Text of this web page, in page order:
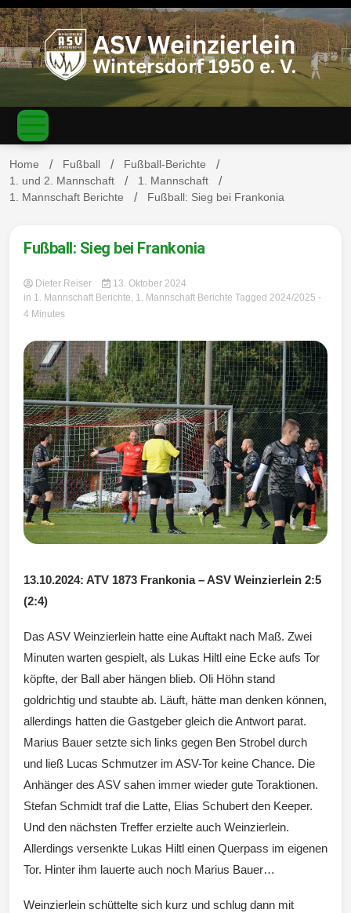
S
k
i
p
c
ASV
Weinzierl
ein-
Wintersd
orf 1950
e. V.
Home Fußball
Fußball-Berichte
1. und 2. Mannschaft
1. Mannschaft
1. Mannschaft Berichte
Fußball: Sieg bei Frankonia
Fußball: Sieg bei Frankonia
Dieter Reiser
13. Oktober 2024
in 1. Mannschaft Berichte, 1. Mannschaft Berichte Tagged 2024/2025 -
4 Minutes
13.10.2024: ATV 1873 Frankonia – ASV Weinzierlein 2:5
(2:4)
Das ASV Weinzierlein hatte eine Auftakt nach Maß. Zwei
Minuten warten gespielt, als Lukas Hiltl eine Ecke aufs Tor
köpfte, der Ball aber hängen blieb. Oli Höhn stand
goldrichtig und staubte ab. Läuft, hätte man denken können,
allerdings hatten die Gastgeber gleich die Antwort parat.
Marius Bauer setzte sich links gegen Ben Strobel durch
und ließ Lucas Schmutzer im ASV-Tor keine Chance. Die
Anhänger des ASV sahen immer wieder gute Toraktionen.
Stefan Schmidt traf die Latte, Elias Schubert den Keeper.
Und den nächsten Treffer erzielte auch Weinzierlein.
Allerdings versenkte Lukas Hiltl einen Querpass im eigenen
Tor. Hinter ihm lauerte auch noch Marius Bauer…
Weinzierlein schüttelte sich kurz und schlug dann mit